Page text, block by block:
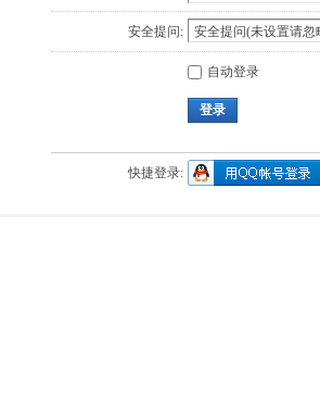
安全提问:
自动登录
登录
快捷登录: